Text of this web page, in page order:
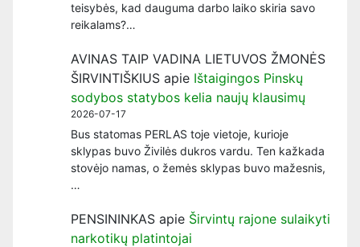
teisybės, kad dauguma darbo laiko skiria savo
reikalams?…
AVINAS TAIP VADINA LIETUVOS ŽMONĖS
ŠIRVINTIŠKIUS apie Ištaigingos Pinskų
sodybos statybos kelia naujų klausimų
2026-07-17
Bus statomas PERLAS toje vietoje, kurioje
sklypas buvo Živilės dukros vardu. Ten kažkada
stovėjo namas, o žemės sklypas buvo mažesnis,
…
PENSININKAS apie Širvintų rajone sulaikyti
narkotikų platintojai